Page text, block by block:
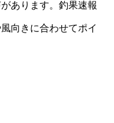
あります。釣果速報
向きに合わせてポイ